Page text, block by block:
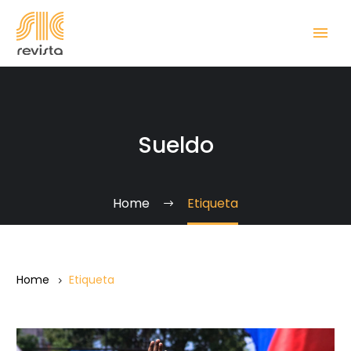
Sueldo
Home Etiqueta
Home Etiqueta
“El